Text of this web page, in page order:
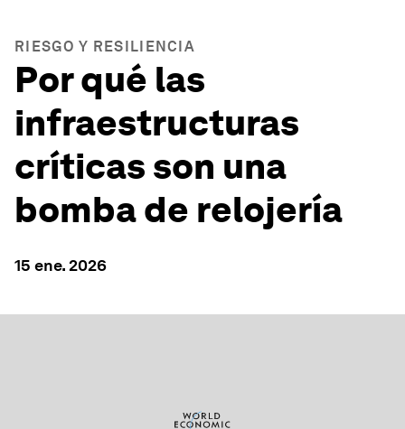
RIESGO Y RESILIENCIA
Por qué las
infraestructuras
críticas son una
bomba de relojería
15 ene. 2026